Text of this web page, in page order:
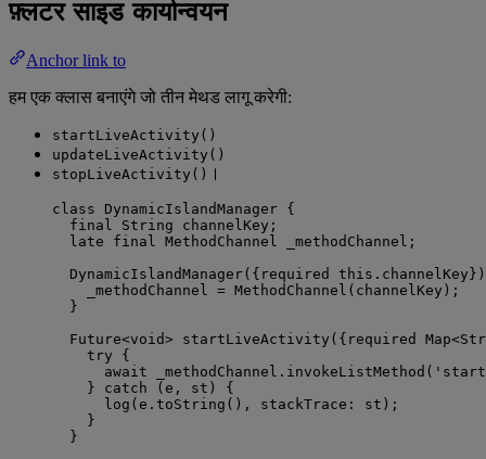
फ़्लटर साइड कार्यान्वयन
Anchor link to
हम एक क्लास बनाएंगे जो तीन मेथड लागू करेगी:
startLiveActivity()
updateLiveActivity()
stopLiveActivity() ।
class DynamicIslandManager {
final
String channelKey;
late
final MethodChannel
_methodChannel;
DynamicIslandManager({ required this
_methodChannel = MethodChannel (channelKey);
}
Future<void> startLiveActivity ({ required Map<
try {
await _methodChannel. invokeListMethod (
} catch (e, st) {
log (e. toString (), stackTrace :
st);
}
}